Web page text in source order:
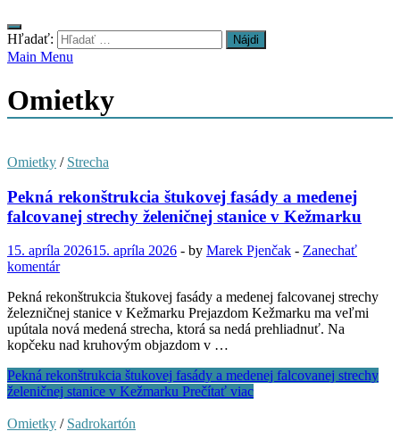
Hľadať:
Main Menu
Omietky
Omietky / Strecha
Pekná rekonštrukcia štukovej fasády a medenej
falcovanej strechy želeničnej stanice v Kežmarku
15. apríla 202615. apríla 2026 - by Marek Pjenčak - Zanechať
komentár
Pekná rekonštrukcia štukovej fasády a medenej falcovanej strechy
železničnej stanice v Kežmarku Prejazdom Kežmarku ma veľmi
upútala nová medená strecha, ktorá sa nedá prehliadnuť. Na
kopčeku nad kruhovým objazdom v …
Pekná rekonštrukcia štukovej fasády a medenej falcovanej strechy
želeničnej stanice v Kežmarku Prečítať viac
Omietky / Sadrokartón